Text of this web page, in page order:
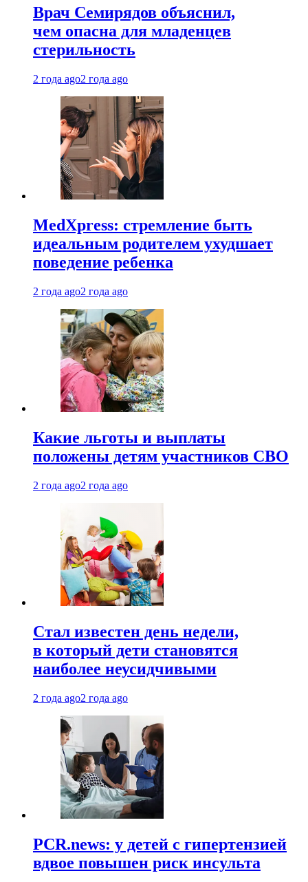
Врач Семирядов объяснил,
чем опасна для младенцев
стерильность
2 года ago2 года ago
MedXpress: стремление быть
идеальным родителем ухудшает
поведение ребенка
2 года ago2 года ago
Какие льготы и выплаты
положены детям участников СВО
2 года ago2 года ago
Стал известен день недели,
в который дети становятся
наиболее неусидчивыми
2 года ago2 года ago
PCR.news: у детей с гипертензией
вдвое повышен риск инсульта